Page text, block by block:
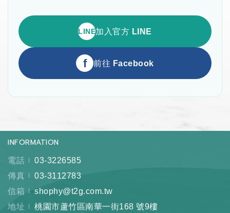
LINE加入官方 LINE
f 前往 Facebook
INFORMATION
電話
03-3226585
傳真
03-3112783
信箱
shophy@t2g.com.tw
地址
桃園市蘆竹區南華一街168 號9樓